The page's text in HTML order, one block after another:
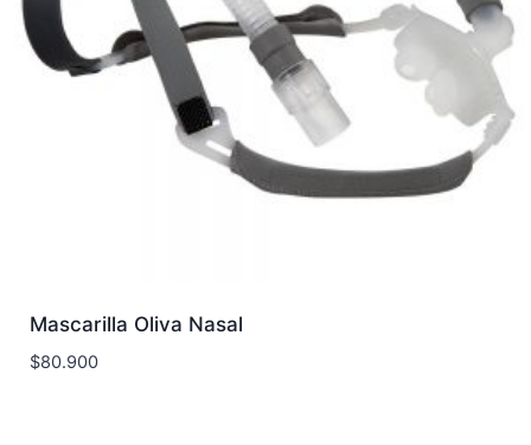
Mascarilla Oliva Nasal
$80.900